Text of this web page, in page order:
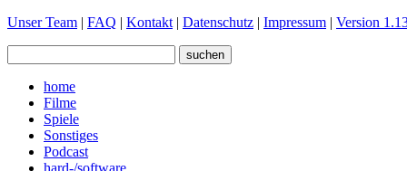
Unser Team | FAQ | Kontakt | Datenschutz | Impressum | Version
home
Filme
Spiele
Sonstiges
Podcast
hard-/software